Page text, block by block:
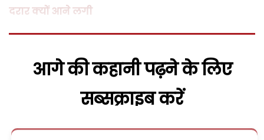
दरार क्यों आने लगी
आगे की कहानी पढ़ने के लिए
सब्सक्राइब करें